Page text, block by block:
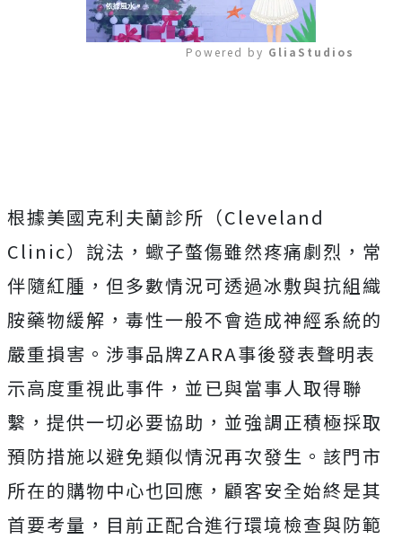
Powered by GliaStudios
根據美國克利夫蘭診所（Cleveland
Clinic）說法，蠍子螫傷雖然疼痛劇烈，常
伴隨紅腫，但多數情況可透過冰敷與抗組織
胺藥物緩解，毒性一般不會造成神經系統的
嚴重損害。涉事品牌ZARA事後發表聲明表
示高度重視此事件，並已與當事人取得聯
繫，提供一切必要協助，並強調正積極採取
預防措施以避免類似情況再次發生。該門市
所在的購物中心也回應，顧客安全始終是其
首要考量，目前正配合進行環境檢查與防範